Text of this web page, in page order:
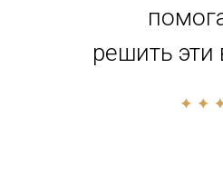
решить